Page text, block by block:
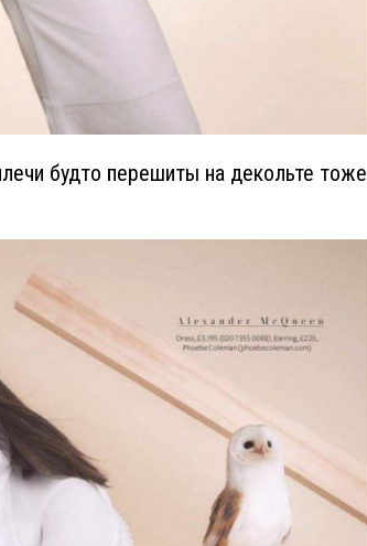
будто перешиты на декольте тоже